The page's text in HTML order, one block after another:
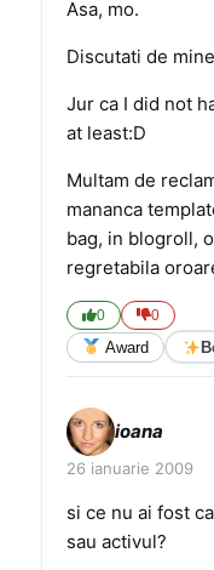
Asa, mo.
Discutati de
Jur ca I did not
at least:D
Multam de
mananca
bag, in blogroll,
regretabila
0 0
Award
ioana
26 ianuarie 2009
si ce nu ai fost
sau activul?